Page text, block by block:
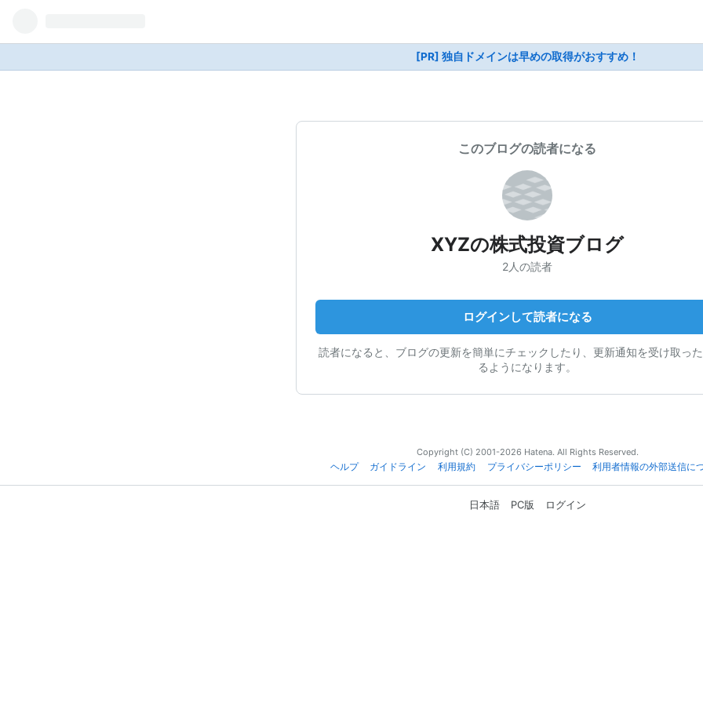
[PR] 独自ドメインは早めの取得がおすすめ！
このブログの読者になる
XYZの株式投資ブログ
2人の読者
ログインして読者になる
読者になると、ブログの更新を簡単にチェックしたり、更新通知を受け取っ
るようになります。
Copyright (C) 2001-2026 Hatena. All Rights Reserved.
ヘルプ
ガイドライン 利用規約 プライバシーポリシー 利用者情報の外部送信に
日本語 PC版 ログイン